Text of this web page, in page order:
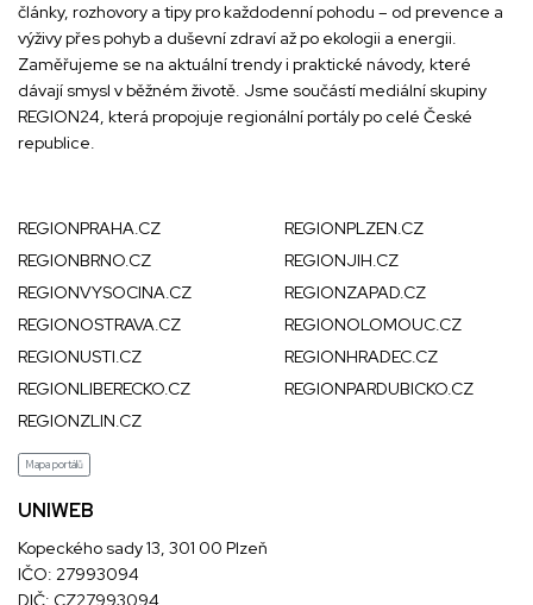
články, rozhovory a tipy pro každodenní pohodu – od prevence a
výživy přes pohyb a duševní zdraví až po ekologii a energii.
Zaměřujeme se na aktuální trendy i praktické návody, které
dávají smysl v běžném životě. Jsme součástí mediální skupiny
REGION24, která propojuje regionální portály po celé České
republice.
REGIONPRAHA.CZ
REGIONPLZEN.CZ
REGIONBRNO.CZ
REGIONJIH.CZ
REGIONVYSOCINA.CZ
REGIONZAPAD.CZ
REGIONOSTRAVA.CZ
REGIONOLOMOUC.CZ
REGIONUSTI.CZ
REGIONHRADEC.CZ
REGIONLIBERECKO.CZ
REGIONPARDUBICKO.CZ
REGIONZLIN.CZ
Mapa portálů
UNIWEB
Kopeckého sady 13, 301 00 Plzeň
IČO: 27993094
DIČ: CZ27993094